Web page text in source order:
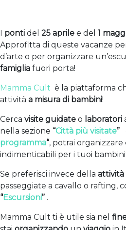
I ponti del 25 aprile e del 1
Approfitta di queste vacanze
d’arte o per organizzare
famiglia fuori porta!
Mamma Cult è la piattaforma
attività a misura di bambini!
Cerca visite guidate o laboratori
nella sezione “Città più visitate”
programma“, potrai
indimenticabili per i tuoi bambini!
Se preferisci invece della attività
passeggiate a cavallo o rafting,
“Escursioni” .
Mamma Cult ti è utile sia nel